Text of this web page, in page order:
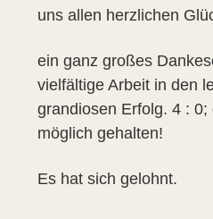
uns allen herzlichen
ein ganz großes
vielfältige Arbeit in den
grandiosen Erfolg. 4 :
möglich gehalten!
Es hat sich gelohnt.